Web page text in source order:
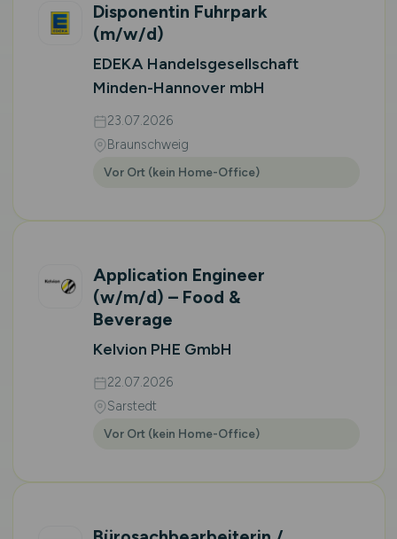
Disponentin Fuhrpark
(m/w/d)
EDEKA Handelsgesellschaft
Minden-Hannover mbH
23.07.2026
Braunschweig
Vor Ort (kein Home-Office)
Application Engineer
(w/m/d) – Food &
Beverage
Kelvion PHE GmbH
22.07.2026
Sarstedt
Vor Ort (kein Home-Office)